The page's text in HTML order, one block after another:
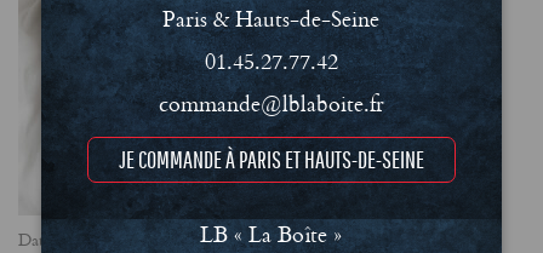
Date
Paris & Hauts-de-Seine
01.45.27.77.42
commande@lblaboite.fr
JE COMMANDE À PARIS ET HAUTS-DE-SEINE
LB « La Boîte »